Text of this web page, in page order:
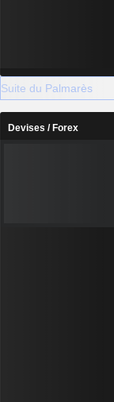
Suite du Palmarès
Devises / Forex